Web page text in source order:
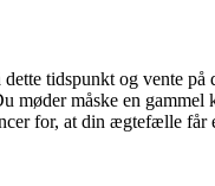
tidspunkt og vente
måske en
for, at din ægtefælle